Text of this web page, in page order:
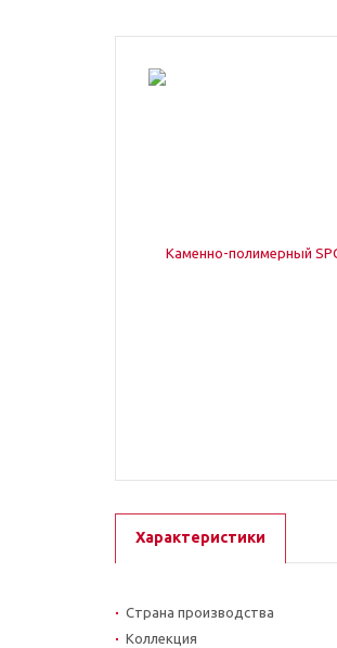
Характеристики
Страна производства
Коллекция